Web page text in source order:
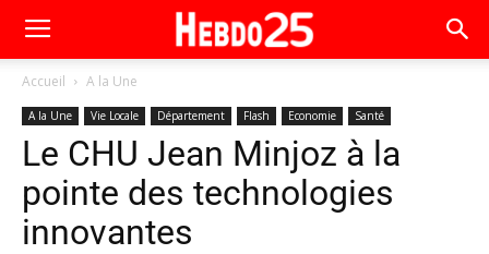
Accueil A la Une
A la Une Vie Locale Département Flash Economie Santé
Le CHU Jean Minjoz à la
pointe des technologies
innovantes